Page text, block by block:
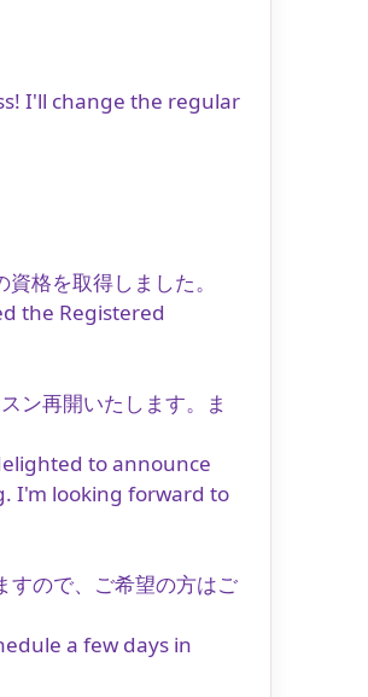
I'll change the regular
格を取得しました。
the Registered
ン再開いたします。ま
to announce
I'm looking forward to
すので、ご希望の方はご
a few days in